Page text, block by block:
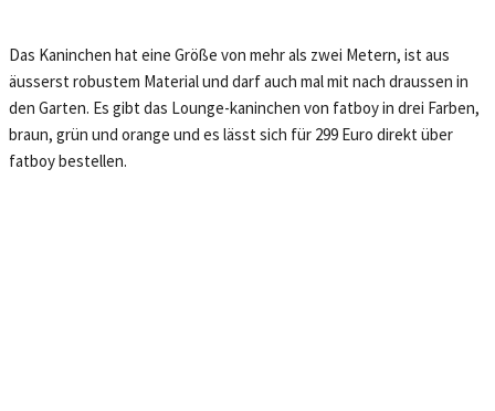
Das Kaninchen hat eine Größe von mehr als zwei Metern, ist aus
äusserst robustem Material und darf auch mal mit nach draussen in
den Garten. Es gibt das Lounge-kaninchen von fatboy in drei Farben,
braun, grün und orange und es lässt sich für 299 Euro direkt über
fatboy bestellen.